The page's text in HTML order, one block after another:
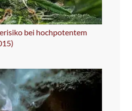
bei hochpotentem